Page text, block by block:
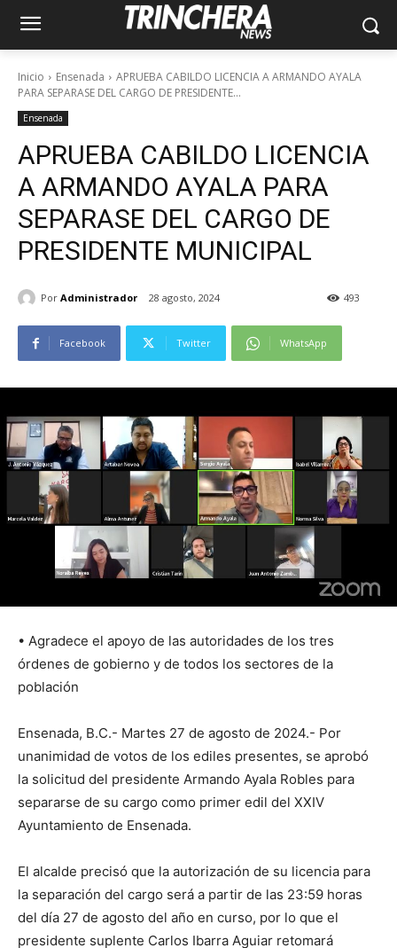
Inicio Ensenada
APRUEBA CABILDO LICENCIA A ARMANDO AYALA
PARA SEPARASE DEL CARGO DE PRESIDENTE...
Ensenada
APRUEBA CABILDO LICENCIA
A ARMANDO AYALA PARA
SEPARASE DEL CARGO DE
PRESIDENTE MUNICIPAL
Por Administrador 28 agosto, 2024 493
Facebook Twitter WhatsApp
• Agradece el apoyo de las autoridades de los tres
órdenes de gobierno y de todos los sectores de la
población
Ensenada, B.C.- Martes 27 de agosto de 2024.- Por
unanimidad de votos de los ediles presentes, se aprobó
la solicitud del presidente Armando Ayala Robles para
separarse de su cargo como primer edil del XXIV
Ayuntamiento de Ensenada.
El alcalde precisó que la autorización de su licencia para
la separación del cargo será a partir de las 23:59 horas
del día 27 de agosto del año en curso, por lo que el
presidente suplente Carlos Ibarra Aguiar retomará